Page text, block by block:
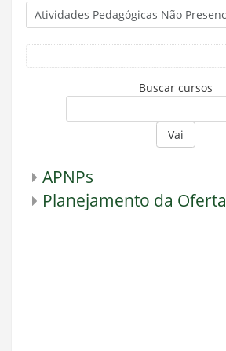
Buscar cursos
Vai
APNPs
Planejamento da Oferta